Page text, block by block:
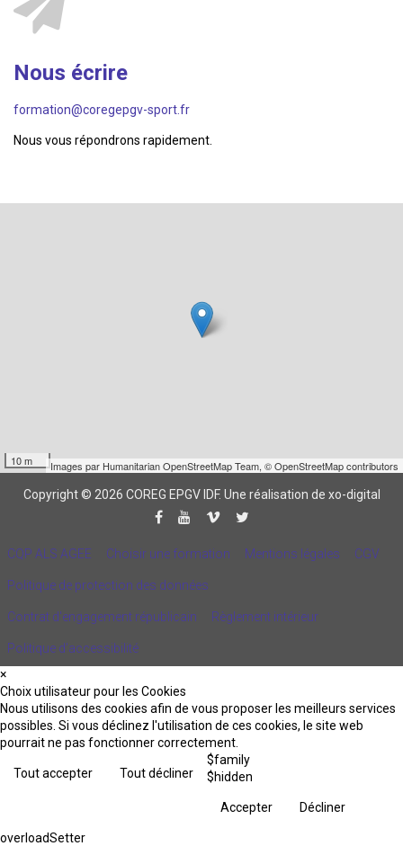
Nous écrire
formation@coregepgv-sport.fr
Nous vous répondrons rapidement.
10 m Images par Humanitarian OpenStreetMap Team, © OpenStreetMap contributors
Copyright © 2026 COREG EPGV IDF. Une réalisation de xo-digital
CQP ALS AGEE Choisir une formation Mentions légales CGV
Politique de protection des données
Contrat d'engagement républicain Règlement intérieur
Politique d’accessibilité
×
Choix utilisateur pour les Cookies
Nous utilisons des cookies afin de vous proposer les meilleurs services
possibles. Si vous déclinez l'utilisation de ces cookies, le site web
pourrait ne pas fonctionner correctement.
Tout accepter Tout décliner
$family
$hidden
Accepter Décliner
overloadSetter